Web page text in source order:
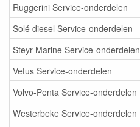
Ruggerini Service-onderdelen
Solé diesel Service-onderdelen
Steyr Marine Service-onderdelen
Vetus Service-onderdelen
Volvo-Penta Service-onderdelen
Westerbeke Service-onderdelen